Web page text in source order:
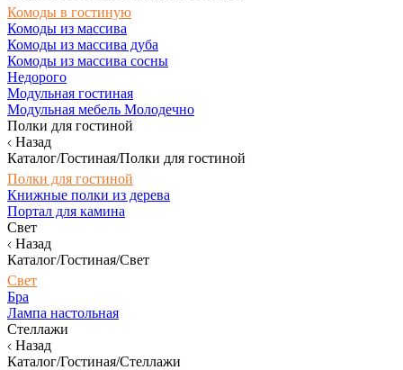
Комоды в гостиную
Комоды из массива
Комоды из массива дуба
Комоды из массива сосны
Недорого
Модульная гостиная
Модульная мебель Молодечно
Полки для гостиной
Назад
Каталог/Гостиная/Полки для гостиной
Полки для гостиной
Книжные полки из дерева
Портал для камина
Свет
Назад
Каталог/Гостиная/Свет
Свет
Бра
Лампа настольная
Стеллажи
Назад
Каталог/Гостиная/Стеллажи